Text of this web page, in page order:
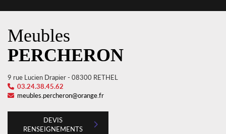
Meubles
PERCHERON
9 rue Lucien Drapier - 08300 RETHEL
03.24.38.45.62
meubles.percheron@orange.fr
DEVIS
RENSEIGNEMENTS